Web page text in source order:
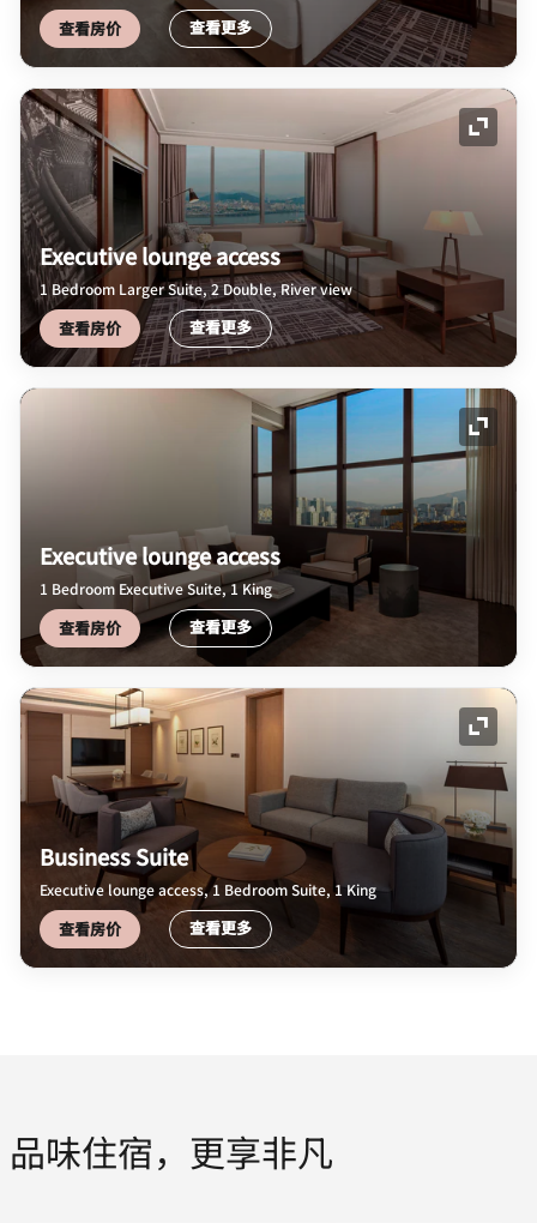
查看房价 查看更多
展开
Executive lounge access
1 Bedroom Larger Suite, 2 Double, River view
查看房价 查看更多
展开
Executive lounge access
1 Bedroom Executive Suite, 1 King
查看房价 查看更多
展开
Business Suite
Executive lounge access, 1 Bedroom Suite, 1 King
查看房价 查看更多
品味住宿，更享非凡